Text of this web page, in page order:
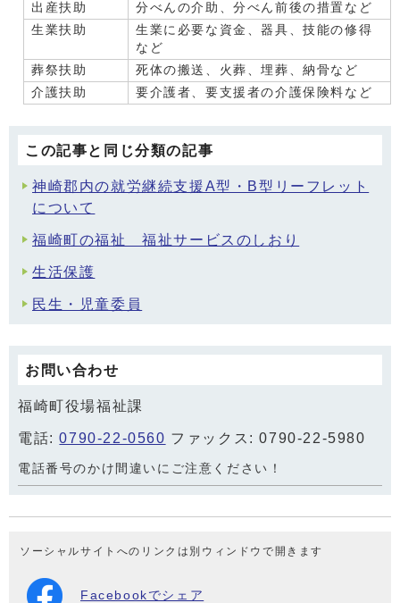
出産扶助
分べんの介助、分べん前後の措置など
生業扶助
生業に必要な資金、器具、技能の修得
など
葬祭扶助
死体の搬送、火葬、埋葬、納骨など
介護扶助
要介護者、要支援者の介護保険料など
この記事と同じ分類の記事
神崎郡内の就労継続支援A型・B型リーフレット
について
福崎町の福祉 福祉サービスのしおり
生活保護
民生・児童委員
お問い合わせ
福崎町役場福祉課
電話:0790-22-0560 ファックス: 0790-22-5980
電話番号のかけ間違いにご注意ください！
ソーシャルサイトへのリンクは別ウィンドウで開きます
Facebookでシェア